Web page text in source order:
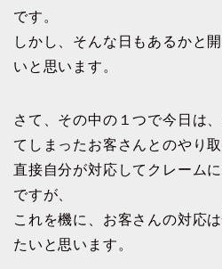
です。
しかし、そんな日もあるかと
いと思います。
さて、その中の１つで今日は
てしまったお客さんとのやり取
直接自分が対応してクレーム
ですが、
これを機に、お客さんの対応
たいと思います。